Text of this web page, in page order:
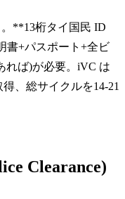
**13桁タイ国民 ID
書+パスポート+全ビ
れば)が必要。iVC は
、総サイクルを14-21
Clearance)